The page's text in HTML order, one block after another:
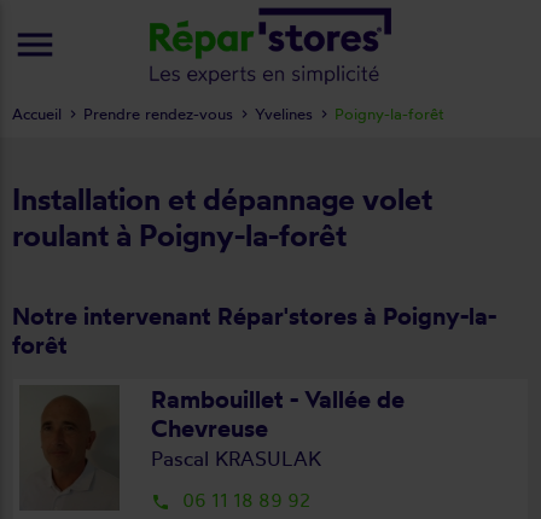
Installation et dépannage volet
roulant à Poigny-la-forêt
Notre intervenant Répar'stores à Poigny-la-
forêt
Rambouillet - Vallée de
Chevreuse
Pascal KRASULAK
local_phone 06 11 18 89 92
Accueil Prendre rendez-vous Yvelines Poigny-la-forêt
menu